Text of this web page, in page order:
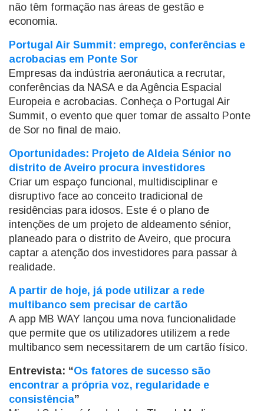
não têm formação nas áreas de gestão e
economia.
Portugal Air Summit: emprego, conferências e
acrobacias em Ponte Sor
Empresas da indústria aeronáutica a recrutar,
conferências da NASA e da Agência Espacial
Europeia e acrobacias. Conheça o Portugal Air
Summit, o evento que quer tomar de assalto Ponte
de Sor no final de maio.
Oportunidades: Projeto de Aldeia Sénior no
distrito de Aveiro procura investidores
Criar um espaço funcional, multidisciplinar e
disruptivo face ao conceito tradicional de
residências para idosos. Este é o plano de
intenções de um projeto de aldeamento sénior,
planeado para o distrito de Aveiro, que procura
captar a atenção dos investidores para passar à
realidade.
A partir de hoje, já pode utilizar a rede
multibanco sem precisar de cartão
A app MB WAY lançou uma nova funcionalidade
que permite que os utilizadores utilizem a rede
multibanco sem necessitarem de um cartão físico.
Entrevista: “Os fatores de sucesso são
encontrar a própria voz, regularidade e
consistência”